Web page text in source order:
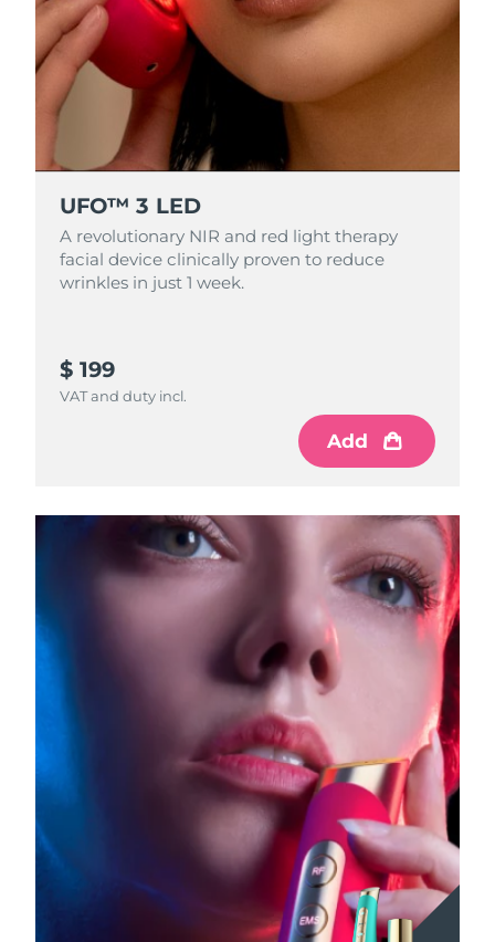
UFO™ 3 LED
A revolutionary NIR and red light therapy
facial device clinically proven to reduce
wrinkles in just 1 week.
$ 199
VAT and duty incl.
Add
Singapura Entrega prevista8/10/26
Eslováquia Entrega prevista
Eslovênia
África do Sul
Coreia do Sul Entrega prevista
Suíça
Entrega prevista 8/13/26
Entrega prevista8/9/26
Emirados Árabes
Unidos
Entrega prevista8/9/26
Entrega prevista 8/8/26
Entrega prevista8/9/26
Uzbequistão Entrega prevista 8/13/26
Vietnã Entrega prevista 8/14/26